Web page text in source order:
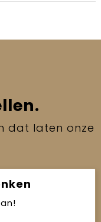
dat laten onze